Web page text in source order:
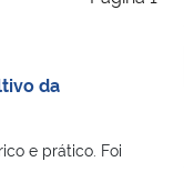
da
e prático. Foi